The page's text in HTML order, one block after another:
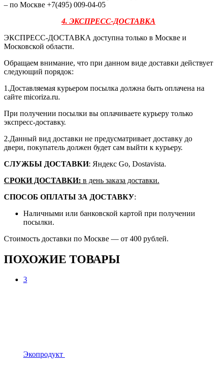
– по Москве +7(495) 009-04-05
4. ЭКСПРЕСС-ДОСТАВКА
ЭКСПРЕСС-ДОСТАВКА доступна только в Москве и
Московской области.
Обращаем внимание, что при данном виде доставки действует
следующий порядок:
1.Доставляемая курьером посылка должна быть оплачена на
сайте micoriza.ru.
При получении посылки вы оплачиваете курьеру только
экспресс-доставку.
2.Данный вид доставки не предусматривает доставку до
двери, покупатель должен будет сам выйти к курьеру.
СЛУЖБЫ ДОСТАВКИ: Яндекс Go, Dostavista.
СРОКИ ДОСТАВКИ: в день заказа доставки.
СПОСОБ ОПЛАТЫ ЗА ДОСТАВКУ:
Наличными или банковской картой при получении
посылки.
Стоимость доставки по Москве — от 400 рублей.
ПОХОЖИЕ ТОВАРЫ
3
Экопродукт